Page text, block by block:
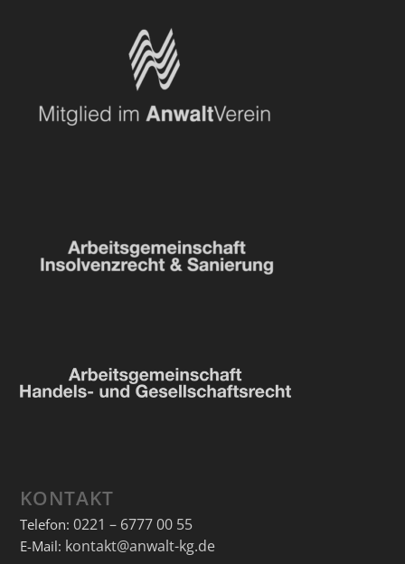
KONTAKT
Telefon: 0221 – 6777 00 55
E-Mail: kontakt@anwalt-kg.de